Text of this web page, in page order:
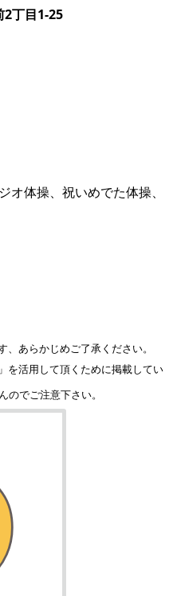
2丁目1-25
体操、祝いめでた体操、
あらかじめご了承ください。
を活用して頂くために掲載してい
でご注意下さい。